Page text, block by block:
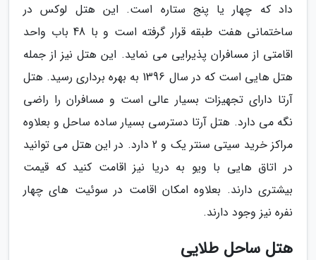
داد که چهار یا پنج ستاره است. این هتل لوکس در
ساختمانی هفت طبقه قرار گرفته است و با 48 باب واحد
اقامتی از مسافران پذیرایی می نماید. این هتل نیز از جمله
هتل هایی است که در سال 1396 به بهره برداری رسید. هتل
آرتا دارای تجهیزات بسیار عالی است و مسافران را راضی
نگه می دارد. هتل آرتا دسترسی بسیار ساده ساحل و بعلاوه
مراکز خرید سیتی سنتر یک و 2 دارد. در این هتل می توانید
در اتاق هایی با ویو به دریا نیز اقامت کنید که قیمت
بیشتری دارند. بعلاوه امکان اقامت در سوئیت های چهار
نفره نیز وجود دارند.
هتل ساحل طلایی